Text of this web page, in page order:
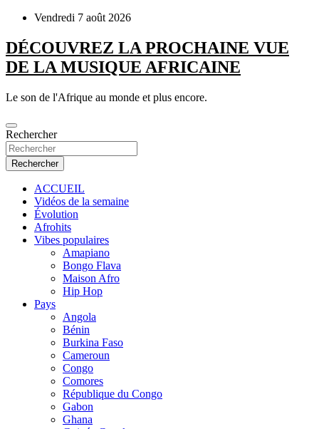
Passer
contenu
Vendredi 7 août 2026
DÉCOUVREZ LA PROCHAINE VUE
DE LA MUSIQUE AFRICAINE
Le son de l'Afrique au monde et plus encore.
Rechercher
Rechercher
ACCUEIL
Vidéos de la semaine
Évolution
Afrohits
Vibes populaires
Amapiano
Bongo Flava
Maison Afro
Hip Hop
Pays
Angola
Bénin
Burkina Faso
Cameroun
Congo
Comores
République du Congo
Gabon
Ghana